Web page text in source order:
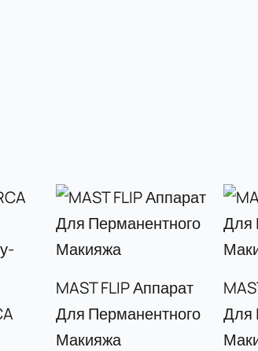
MAST FLIP Аппарат
Для Перманентного
Макияжа
Для